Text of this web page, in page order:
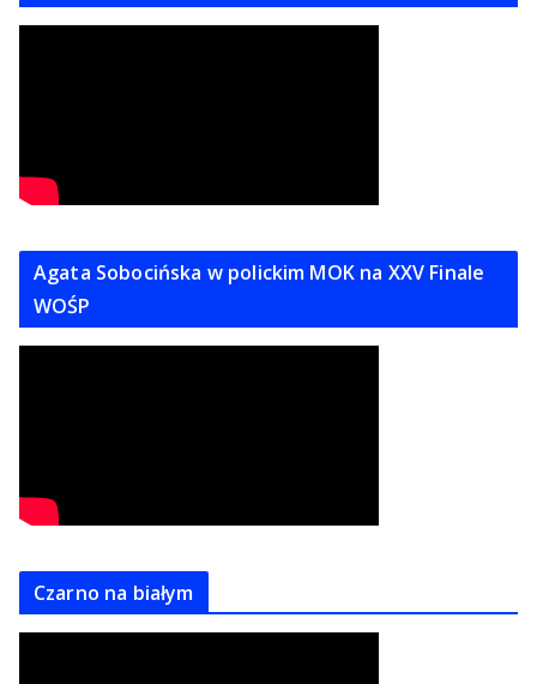
Agata Sobocińska w polickim MOK na XXV Finale
WOŚP
Czarno na białym